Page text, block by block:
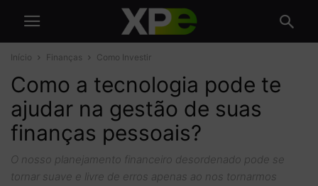
Início Finanças Como Investir
Como a tecnologia pode te
ajudar na gestão de suas
finanças pessoais?
O nosso planejamento financeiro desordenado pode se
tornar suave e livre de erros apenas ao nos tornarmos